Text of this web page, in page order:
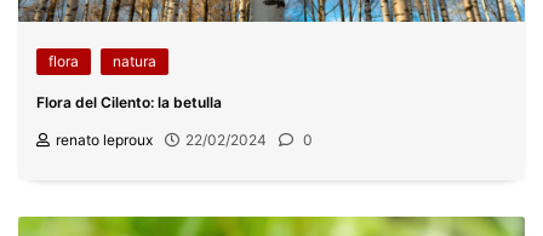
flora natura
Flora del Cilento: la betulla
renato leproux 22/02/2024 0